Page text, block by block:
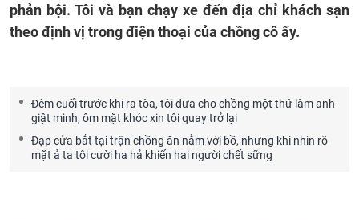
phản bội. Tôi và bạn chạy xe đến địa chỉ khách sạn
theo định vị trong điện thoại của chồng cô ấy.
Đêm cuối trước khi ra tòa, tôi đưa cho chồng một thứ làm anh
giật mình, ôm mặt khóc xin tôi quay trở lại
Đạp cửa bắt tại trận chồng ăn nằm với bồ, nhưng khi nhìn rõ
mặt ả ta tôi cười ha hả khiến hai người chết sững